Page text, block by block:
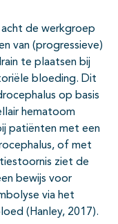
de werkgroep
van (progressieve)
te plaatsen bij
bloeding. Dit
op basis
hematoom
patiënten met een
of met
ziet de
bewijs voor
via het
(Hanley, 2017).